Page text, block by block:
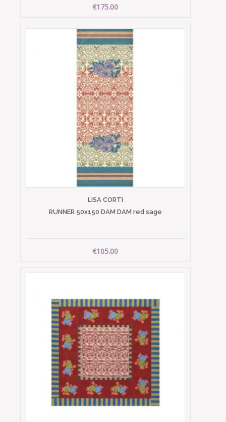
€175.00
LISA CORTI
RUNNER 50x150 DAM DAM red sage
€105.00